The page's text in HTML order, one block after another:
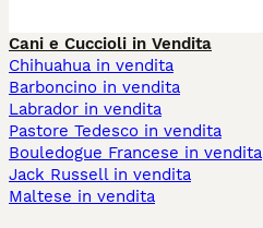
Cani e Cuccioli in Vendita
Chihuahua in vendita
Barboncino in vendita
Labrador in vendita
Pastore Tedesco in vendita
Bouledogue Francese in vendita
Jack Russell in vendita
Maltese in vendita